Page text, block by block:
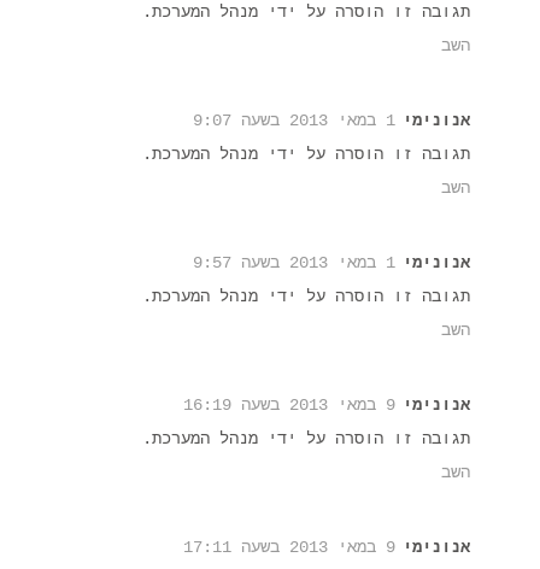
תגובה זו הוסרה על ידי מנהל המערכת.
השב
אנונימי 1 במאי 2013 בשעה 9:07
תגובה זו הוסרה על ידי מנהל המערכת.
השב
אנונימי 1 במאי 2013 בשעה 9:57
תגובה זו הוסרה על ידי מנהל המערכת.
השב
אנונימי 9 במאי 2013 בשעה 16:19
תגובה זו הוסרה על ידי מנהל המערכת.
השב
אנונימי 9 במאי 2013 בשעה 17:11